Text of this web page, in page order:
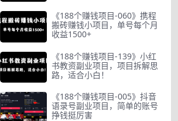
《188个赚钱项目-060》携程
搬砖赚钱小项目，单号每个月
收益1500+
《188个赚钱项目-139》小红
书教资副业项目，项目拆解思
路，适合小白！
《188个赚钱项目-005》抖音
语录号副业项目，简单的账号
挣钱挺厉害